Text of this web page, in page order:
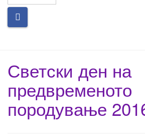
Светски ден на
предвременото
породување